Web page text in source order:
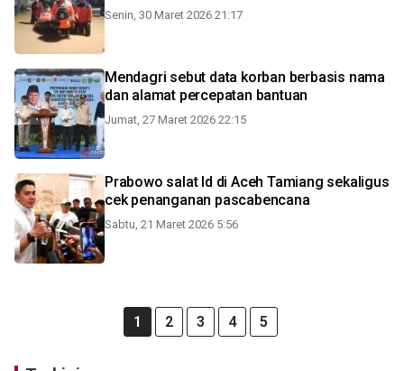
Senin, 30 Maret 2026 21:17
Mendagri sebut data korban berbasis nama
dan alamat percepatan bantuan
Jumat, 27 Maret 2026 22:15
Prabowo salat Id di Aceh Tamiang sekaligus
cek penanganan pascabencana
Sabtu, 21 Maret 2026 5:56
1 2 3 4 5